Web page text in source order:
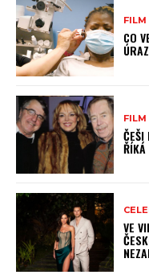
FILM
CO
FILM
ČEŠI
ŘÍKÁ
VE